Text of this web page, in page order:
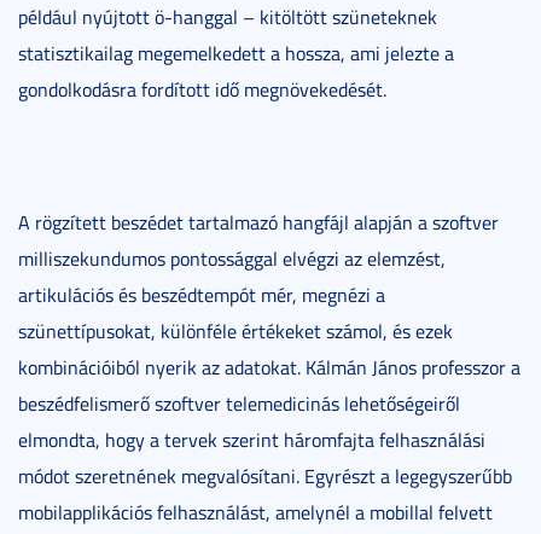
például nyújtott ö-hanggal – kitöltött szüneteknek
statisztikailag megemelkedett a hossza, ami jelezte a
gondolkodásra fordított idő megnövekedését.
A rögzített beszédet tartalmazó hangfájl alapján a szoftver
milliszekundumos pontossággal elvégzi az elemzést,
artikulációs és beszédtempót mér, megnézi a
szünettípusokat, különféle értékeket számol, és ezek
kombinációiból nyerik az adatokat. Kálmán János professzor a
beszédfelismerő szoftver telemedicinás lehetőségeiről
elmondta, hogy a tervek szerint háromfajta felhasználási
módot szeretnének megvalósítani. Egyrészt a legegyszerűbb
mobilapplikációs felhasználást, amelynél a mobillal felvett